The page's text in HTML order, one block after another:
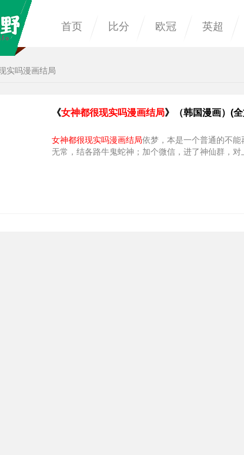
首页 比分 欧冠 英超
实吗漫画结局
《女神都很现实吗漫画结局》（韩国漫画）(全
女神都很现实吗漫画结局依梦，本是一个普通的不
无常，结各路牛鬼蛇神；加个微信，进了神仙群，